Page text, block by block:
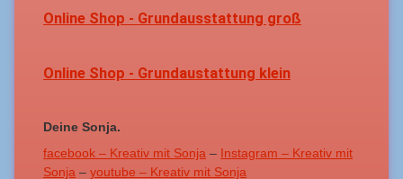
Online Shop - Grundausstattung groß
Online Shop - Grundaustattung klein
Deine Sonja.
facebook – Kreativ mit Sonja – Instagram – Kreativ mit
Sonja – youtube – Kreativ mit Sonja